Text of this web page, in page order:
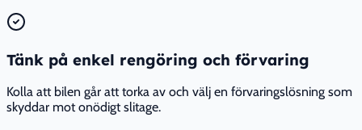
Tänk på enkel rengöring och förvaring
Kolla att bilen går att torka av och välj en förvaringslösning som
skyddar mot onödigt slitage.